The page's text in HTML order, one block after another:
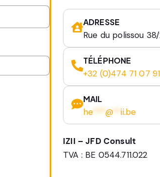
ADRESSE
Rue du polissou
TÉLÉPHONE
+32 (0)474 71 07 91
MAIL
he***@**ii.be
IZII – JFD Consult
TVA : BE 0544.711.022